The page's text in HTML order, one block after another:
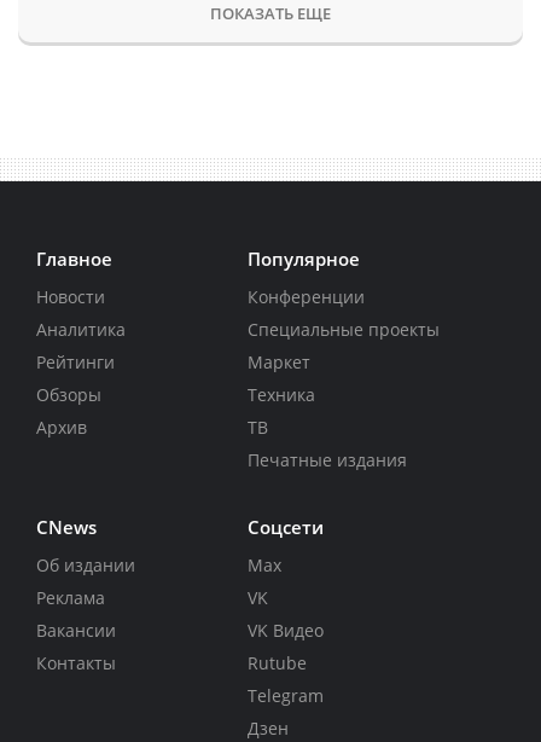
ПОКАЗАТЬ ЕЩЕ
Главное
Новости
Аналитика
Рейтинги
Обзоры
Архив
Популярное
Конференции
Специальные проекты
Маркет
Техника
ТВ
Печатные издания
CNews
Об издании
Реклама
Вакансии
Контакты
Соцсети
Max
VK
VK Видео
Rutube
Telegram
Дзен